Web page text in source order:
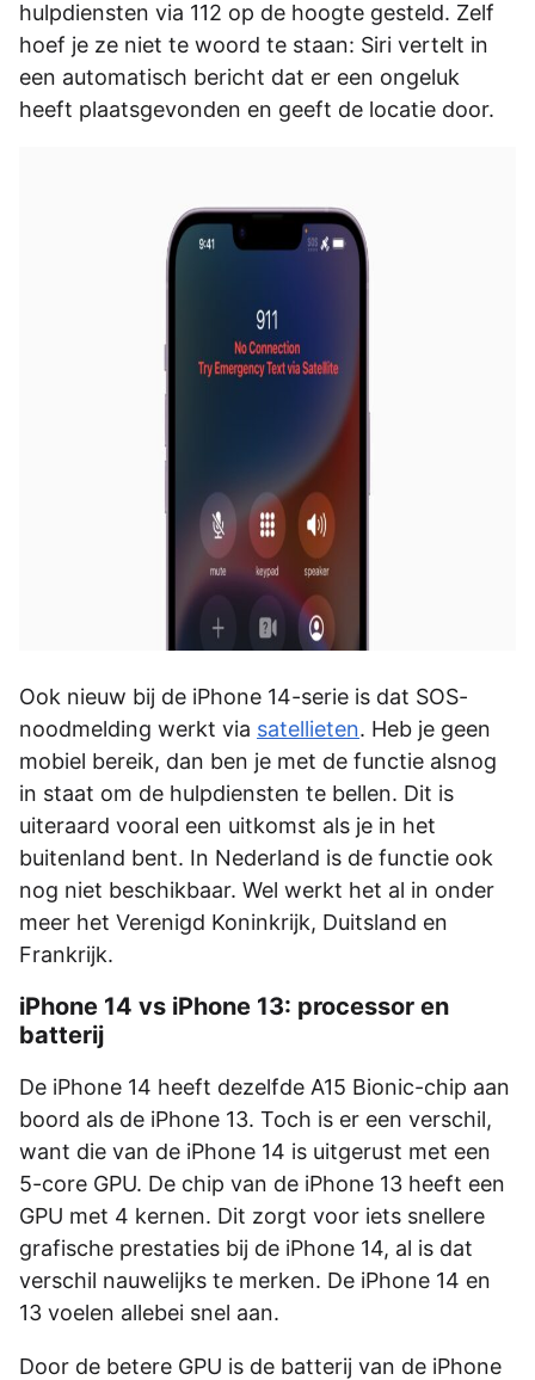
hulpdiensten via 112 op de hoogte gesteld. Zelf
hoef je ze niet te woord te staan: Siri vertelt in
een automatisch bericht dat er een ongeluk
heeft plaatsgevonden en geeft de locatie door.
Ook nieuw bij de iPhone 14-serie is dat SOS-
noodmelding werkt via satellieten. Heb je geen
mobiel bereik, dan ben je met de functie alsnog
in staat om de hulpdiensten te bellen. Dit is
uiteraard vooral een uitkomst als je in het
buitenland bent. In Nederland is de functie ook
nog niet beschikbaar. Wel werkt het al in onder
meer het Verenigd Koninkrijk, Duitsland en
Frankrijk.
iPhone 14 vs iPhone 13: processor en
batterij
De iPhone 14 heeft dezelfde A15 Bionic-chip aan
boord als de iPhone 13. Toch is er een verschil,
want die van de iPhone 14 is uitgerust met een
5-core GPU. De chip van de iPhone 13 heeft een
GPU met 4 kernen. Dit zorgt voor iets snellere
grafische prestaties bij de iPhone 14, al is dat
verschil nauwelijks te merken. De iPhone 14 en
13 voelen allebei snel aan.
Door de betere GPU is de batterij van de iPhone